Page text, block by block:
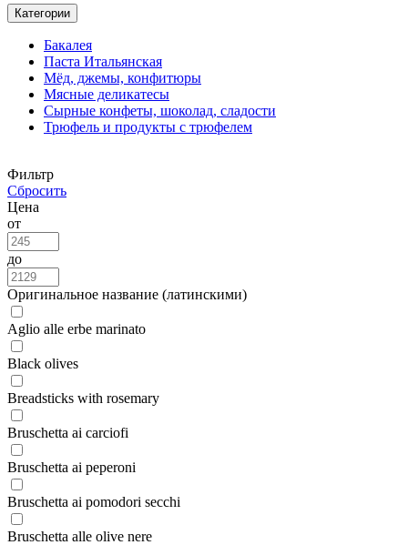
Категории
Бакалея
Паста Итальянская
Мёд, джемы, конфитюры
Мясные деликатесы
Сырные конфеты, шоколад, сладости
Трюфель и продукты с трюфелем
Фильтр
Сбросить
Цена
от
до
Оригинальное название (латинскими)
Aglio alle erbe marinato
Black olives
Breadsticks with rosemary
Bruschetta ai carciofi
Bruschetta ai peperoni
Bruschetta ai pomodori secchi
Bruschetta alle olive nere